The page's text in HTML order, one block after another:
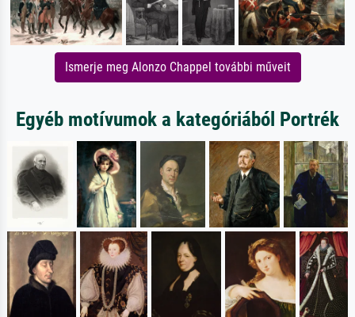
Ismerje meg Alonzo Chappel további műveit
Egyéb motívumok a kategóriából Portrék